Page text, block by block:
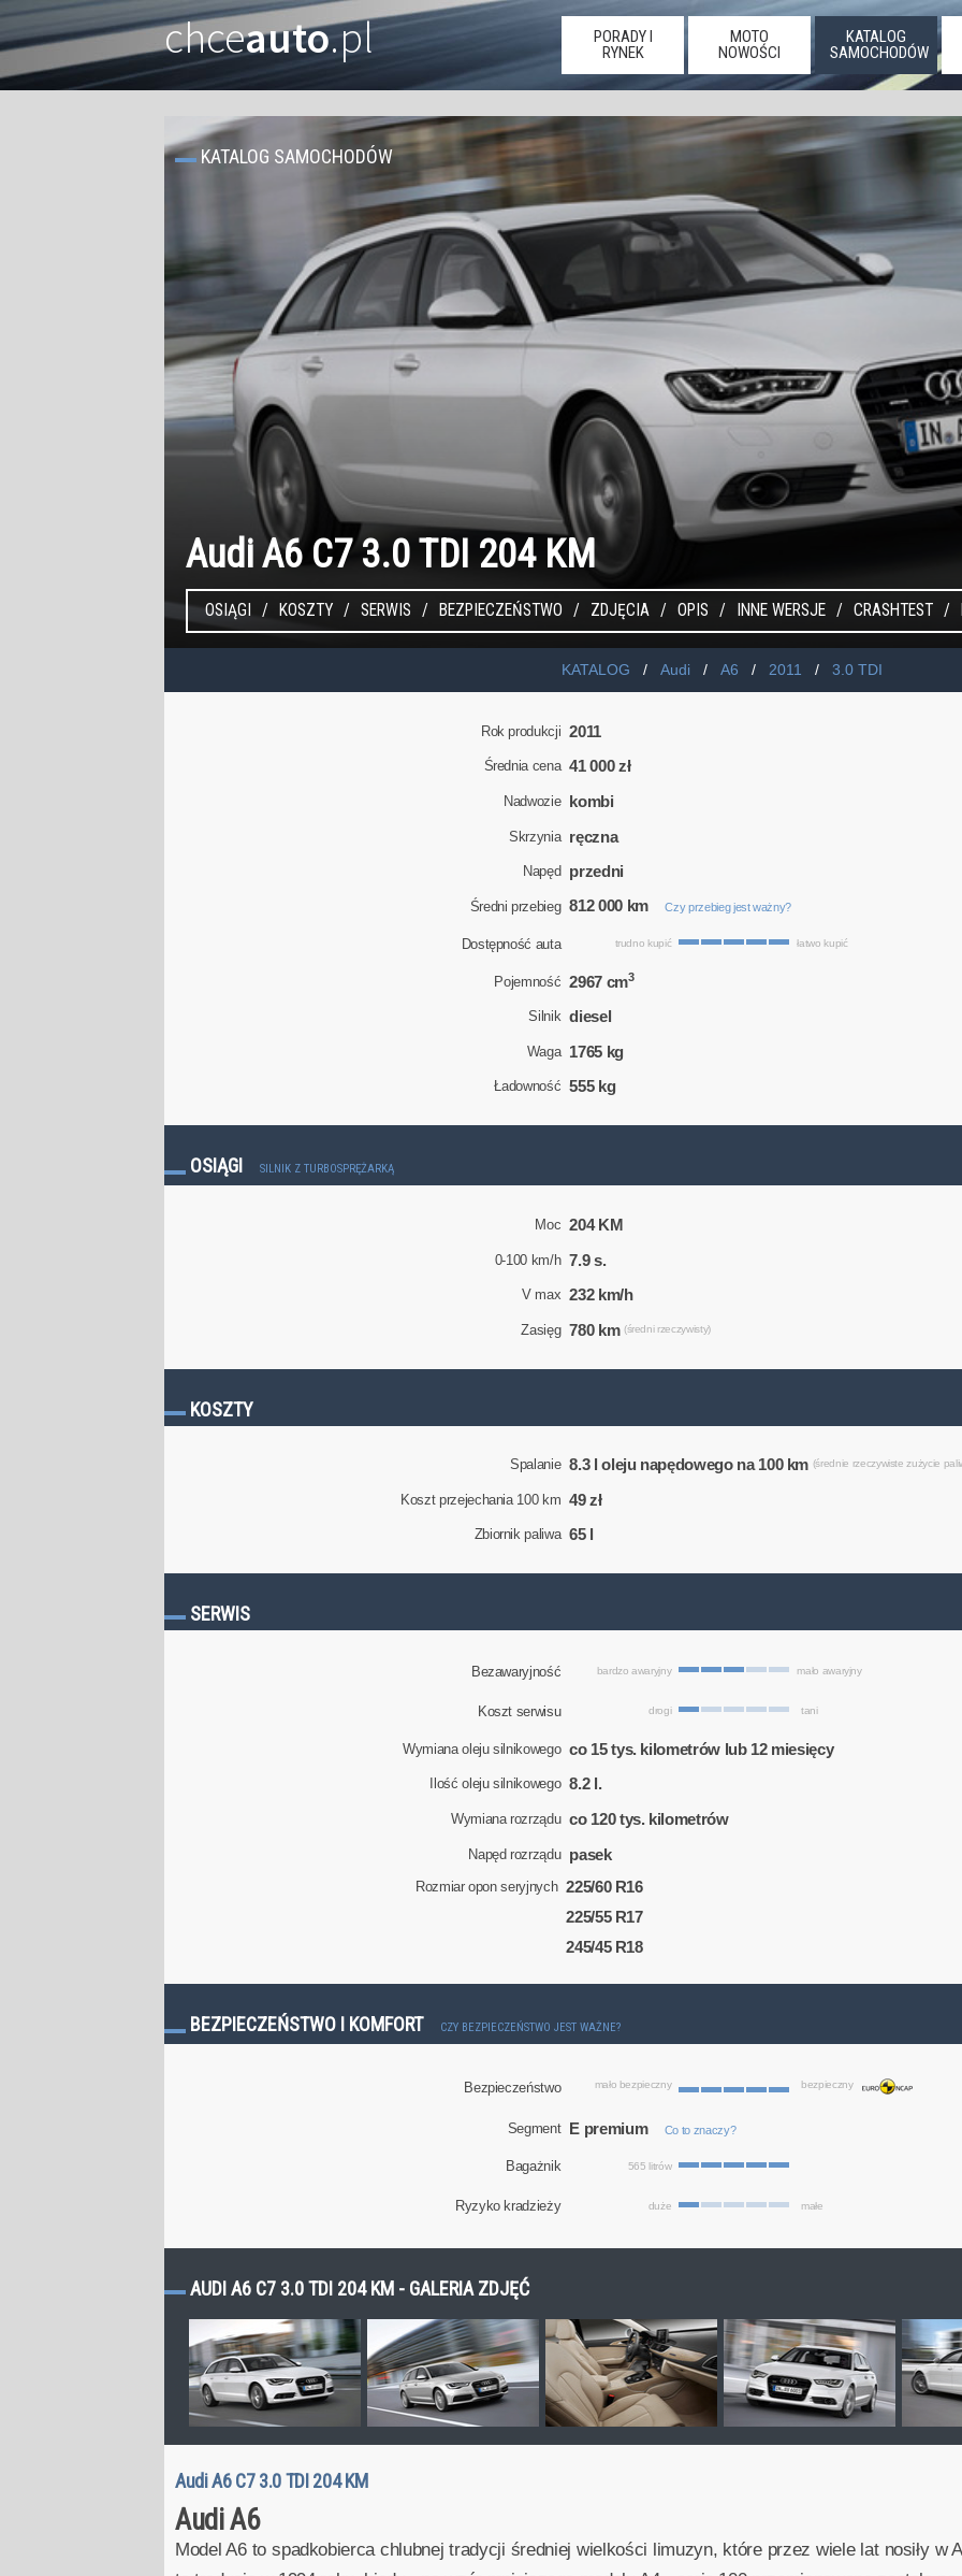
chceauto.pl
PORADY I
RYNEK
MOTO
NOWOŚCI
KATALOG
SAMOCHODÓW
Audi A6 C7 3.0 TDI 204 KM
KATALOG SAMOCHODÓW
OSIĄGI KOSZTY SERWIS BEZPIECZEŃSTWO ZDJĘCIA OPIS INNE WERSJE CRASHTEST
KATALOG Audi A6 2011 3.0 TDI
Rok produkcji 2011
Średnia cena 41 000 zł
Nadwozie kombi
Skrzynia ręczna
Napęd przedni
Średni przebieg 812 000 km Czy przebieg jest ważny?
Dostępność auta trudno kupić łatwo kupić
Pojemność 2967 cm3
Silnik diesel
Waga 1765 kg
Ładowność 555 kg
OSIĄGI SILNIK Z TURBOSPRĘŻARKĄ
Moc 204 KM
0-100 km/h 7.9 s.
V max 232 km/h
Zasięg 780 km (średni rzeczywisty)
KOSZTY
Spalanie 8.3 l oleju napędowego na 100 km (średnie rzeczywiste zużycie
Koszt przejechania 100 km 49 zł
Zbiornik paliwa 65 l
SERWIS
Bezawaryjność bardzo awaryjny mało awaryjny
Koszt serwisu drogi tani
Wymiana oleju silnikowego co 15 tys. kilometrów lub 12 miesięcy
Ilość oleju silnikowego 8.2 l.
Wymiana rozrządu co 120 tys. kilometrów
Napęd rozrządu pasek
Rozmiar opon seryjnych 225/60 R16
225/55 R17
245/45 R18
BEZPIECZEŃSTWO I KOMFORT CZY BEZPIECZEŃSTWO JEST WAŻNE?
Bezpieczeństwo mało bezpieczny bezpieczny
Segment E premium Co to znaczy?
Bagażnik 565 litrów
Ryzyko kradzieży duże małe
AUDI A6 C7 3.0 TDI 204 KM - GALERIA ZDJĘĆ
Audi A6 C7 3.0 TDI 204 KM
Audi A6
Model A6 to spadkobierca chlubnej tradycji średniej wielkości limuzyn, które przez wiele lat nosiły w